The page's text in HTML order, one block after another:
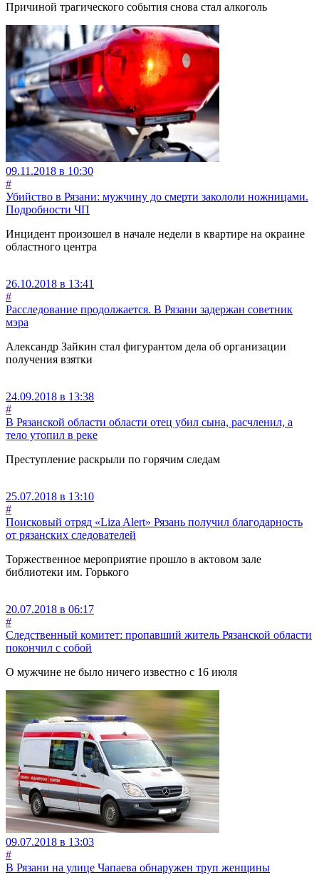
Причиной трагического события снова стал алкоголь
09.11.2018 в 10:30
#
Убийство в Рязани: мужчину до смерти закололи ножницами.
Подробности ЧП
Инцидент произошел в начале недели в квартире на окраине
областного центра
26.10.2018 в 13:41
#
Расследование продолжается. В Рязани задержан советник
мэра
Александр Зайкин стал фигурантом дела об организации
получения взятки
24.09.2018 в 13:38
#
В Рязанской области области отец убил сына, расчленил, а
тело утопил в реке
Преступление раскрыли по горячим следам
25.07.2018 в 13:10
#
Поисковый отряд «Liza Alert» Рязань получил благодарность
от рязанских следователей
Торжественное мероприятие прошло в актовом зале
библиотеки им. Горького
20.07.2018 в 06:17
#
Следственный комитет: пропавший житель Рязанской области
покончил с собой
О мужчине не было ничего известно с 16 июля
09.07.2018 в 13:03
#
В Рязани на улице Чапаева обнаружен труп женщины